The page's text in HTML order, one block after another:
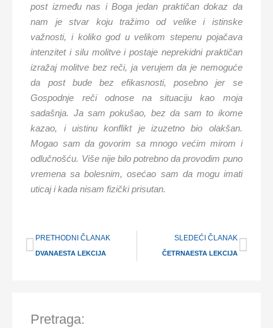
post između nas i Boga jedan praktičan dokaz da
nam je stvar koju tražimo od velike i istinske
važnosti, i koliko god u velikom stepenu pojačava
intenzitet i silu molitve i postaje neprekidni praktičan
izražaj molitve bez reči, ja verujem da je nemoguće
da post bude bez efikasnosti, posebno jer se
Gospodnje reči odnose na situaciju kao moja
sadašnja. Ja sam pokušao, bez da sam to ikome
kazao, i uistinu konflikt je izuzetno bio olakšan.
Mogao sam da govorim sa mnogo većim mirom i
odlučnošću. Više nije bilo potrebno da provodim puno
vremena sa bolesnim, osećao sam da mogu imati
uticaj i kada nisam fizički prisutan.
Prev
PRETHODNI ČLANAK
DVANAESTA LEKCIJA
SLEDEĆI ČLANAK
ČETRNAESTA LEKCIJA
Pretraga: